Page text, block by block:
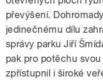
převýšení.
jedinečnému dílu
správy parku Jiří
pak pro potěchu
zpřístupnil i široké